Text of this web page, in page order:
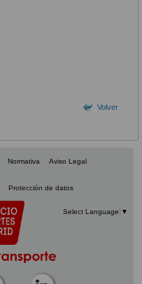
Volver
Normativa Aviso Legal
Protección de datos
Select Language ▼